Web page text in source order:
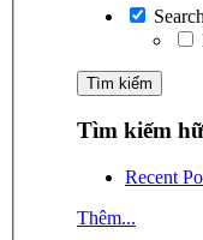
Tìm kiếm
Recent
Thêm...